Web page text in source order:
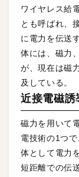
ワイヤレス給
とも呼ばれ、
に電力を伝送
体には、磁力
が、現在は磁
及している。
近接電磁誘
磁力を用いて
電技術の1つ
体として電力
短距離での伝